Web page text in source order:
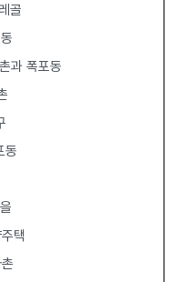
골
과 폭포동
동
택